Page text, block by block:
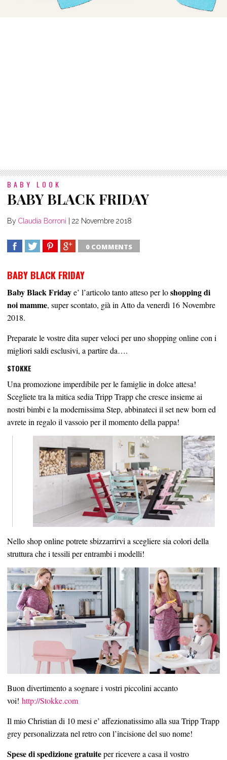
BABY LOOK
BABY BLACK FRIDAY
By Claudia Borroni 22 Novembre 2018
0 COMMENTS
BABY BLACK FRIDAY
Baby Black Fridaye’ l’articolo tanto atteso per loshopping di
noi mamme, super scontato, già in Atto da venerdì 16 Novembre
2018.
Preparate le vostre dita super veloci per uno shopping online con i
migliori saldi esclusivi, a partire da….
STOKKE
Una promozione imperdibile per le famiglie in dolce attesa!
Scegliete tra la mitica sedia Tripp Trapp che cresce insieme ai
nostri bimbi e la modernissima Step, abbinateci il set new born ed
avrete in regalo il vassoio per il momento della pappa!
Nello shop online potrete sbizzarrirvi a scegliere sia colori della
struttura che i tessili per entrambi i modelli!
Buon divertimento a sognare i vostri piccolini accanto
voi! http://Stokke.com
Il mio Christian di 10 mesi e’ affezionatissimo alla sua Tripp Trapp
grey personalizzata nel retro con l’incisione del suo nome!
Spese di spedizione gratuiteper ricevere a casa il vostro